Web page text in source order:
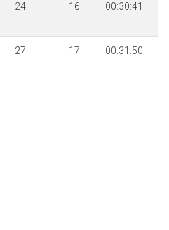
24 16 00:30:41
27 17 00:31:50